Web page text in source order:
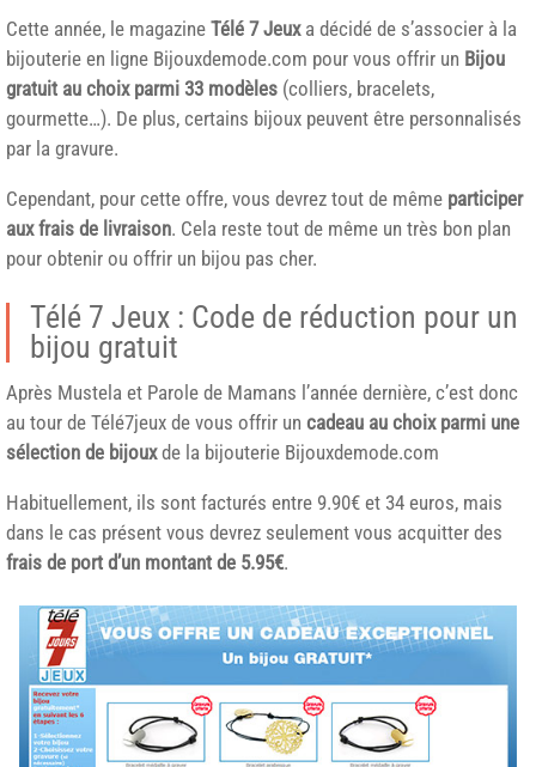
Cette année, le magazine Télé 7 Jeuxa décidé de s’associer à la
bijouterie en ligne Bijouxdemode.com pour vous offrir un Bijou
gratuit au choix parmi 33 modèles (colliers, bracelets,
gourmette…). De plus, certains bijoux peuvent être personnalisés
par la gravure.
Cependant, pour cette offre, vous devrez tout de même participer
aux frais de livraison. Cela reste tout de même un très bon plan
pour obtenir ou offrir un bijou pas cher.
Télé 7 Jeux : Code de réduction pour un
bijou gratuit
Après Mustela et Parole de Mamans l’année dernière, c’est donc
au tour de Télé7jeux de vous offrir un cadeau au choix parmi une
sélection de bijouxde la bijouterie Bijouxdemode.com
Habituellement, ils sont facturés entre 9.90€ et 34 euros, mais
dans le cas présent vous devrez seulement vous acquitter des
frais de port d’un montant de 5.95€.